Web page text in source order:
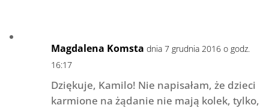
Magdalena Komsta dnia 7 grudnia 2016 o godz.
16:17
Dziękuje, Kamilo! Nie napisałam, że dzieci
karmione na żądanie nie mają kolek, tylko,